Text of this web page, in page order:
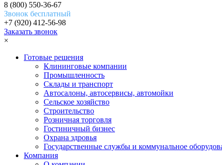
8 (800) 550-36-67
Звонок бесплатный
+7 (920) 412-56-98
Заказать звонок
×
Готовые решения
Клининговые компании
Промышленность
Склады и транспорт
Автосалоны, автосервисы, автомойки
Сельское хозяйство
Строительство
Розничная торговля
Гостиничный бизнес
Охрана здровья
Государственные службы и коммунальное
Компания